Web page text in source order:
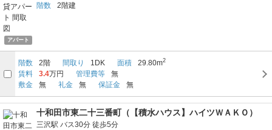
アパート
階数
2階建
階数 2階 間取り 1DK 面積 29.80m2
賃料 3.4万円 管理費等
無
敷金
無 礼金 無 保証金 無
十和田市東二十三番町（【積水ハウス】ハイツＷＡＫＯ）
三沢駅 バス30分 徒歩5分